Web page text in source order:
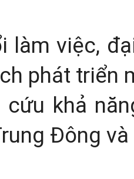
làm việc,
phát triển
cứu khả
Đông